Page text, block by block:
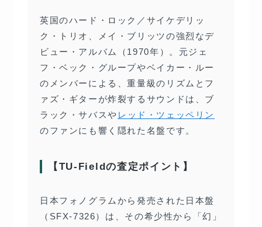
英国のハード・ロック／サイケデリッ
ク・トリオ、メイ・ブリッツの強烈なデ
ビュー・アルバム（1970年）。元ジェ
フ・ベック・グループやベイカー・ルー
のメンバーによる、重量級のリズムとフ
ァズ・ギターが炸裂するサウンドは、ブ
ラック・サバスや レッド・ツェッペリン
のファンにも響く隠れた名盤です。
【TU-Fieldの査定ポイント】
日本フォノグラムから発売された日本盤
（SFX-7326）は、その希少性から「幻」